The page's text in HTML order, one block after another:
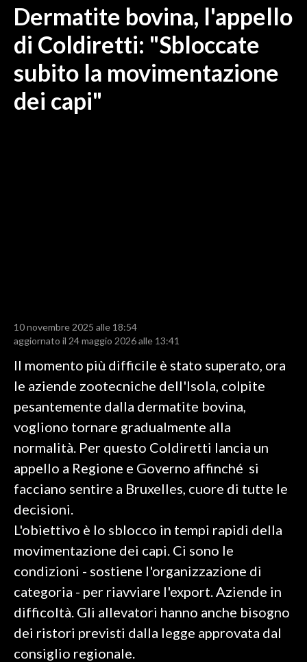
ITALIA
MONDO
POLITICA
ECONOMIA
BASKET
ALTRI SPORT
CULTURA
GOSSIP
SALUTE
SARDI NEL MONDO
NOTIZIE
EVENTI
Dermatite bovina, l'appello
di Coldiretti: "Sbloccate
subito la movimentazione
dei capi"
10 novembre 2025 alle 18:54
aggiornato il 24 maggio 2026 alle 13:41
Il momento più difficile è stato superato, ora
le aziende zootecniche dell'Isola, colpite
pesantemente dalla dermatite bovina,
vogliono tornare gradualmente alla
normalità. Per questo Coldiretti lancia un
appello a Regione e Governo affinché si
facciano sentire a Bruxelles, cuore di tutte le
decisioni.
L'obiettivo è lo sblocco in tempi rapidi della
movimentazione dei capi. Ci sono le
condizioni - sostiene l'organizzazione di
categoria - per riavviare l'export. Aziende in
difficoltà. Gli allevatori hanno anche bisogno
dei ristori previsti dalla legge approvata dal
consiglio regionale.